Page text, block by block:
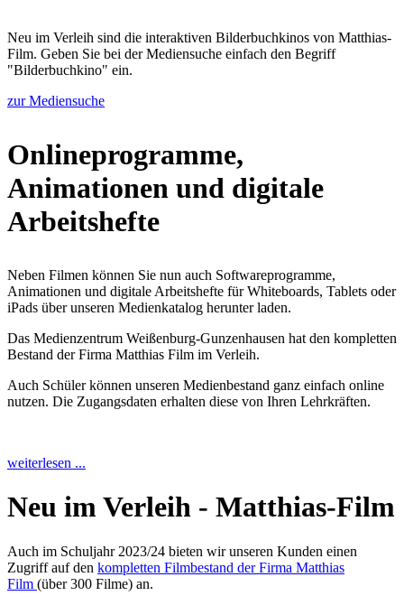
Neu im Verleih sind die interaktiven Bilderbuchkinos von Matthias-
Film. Geben Sie bei der Mediensuche einfach den Begriff
"Bilderbuchkino" ein.
zur Mediensuche
Onlineprogramme,
Animationen und digitale
Arbeitshefte
Neben Filmen können Sie nun auch Softwareprogramme,
Animationen und digitale Arbeitshefte für Whiteboards, Tablets oder
iPads über unseren Medienkatalog herunter laden.
Das Medienzentrum Weißenburg-Gunzenhausen hat den kompletten
Bestand der Firma Matthias Film im Verleih.
Auch Schüler können unseren Medienbestand ganz einfach online
nutzen. Die Zugangsdaten erhalten diese von Ihren Lehrkräften.
weiterlesen ...
Neu im Verleih - Matthias-Film
Auch im Schuljahr 2023/24 bieten wir unseren Kunden einen
Zugriff auf den kompletten Filmbestand der Firma Matthias
Film (über 300 Filme) an.